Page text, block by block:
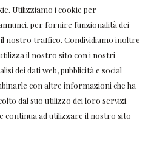
Utilizziamo i cookie per
per fornire funzionalità dei
nostro traffico. Condividiamo inoltre
il nostro sito con i nostri
dei dati web, pubblicità e social
con altre informazioni che ha
dal suo utilizzo dei loro servizi.
continua ad utilizzare il nostro sito